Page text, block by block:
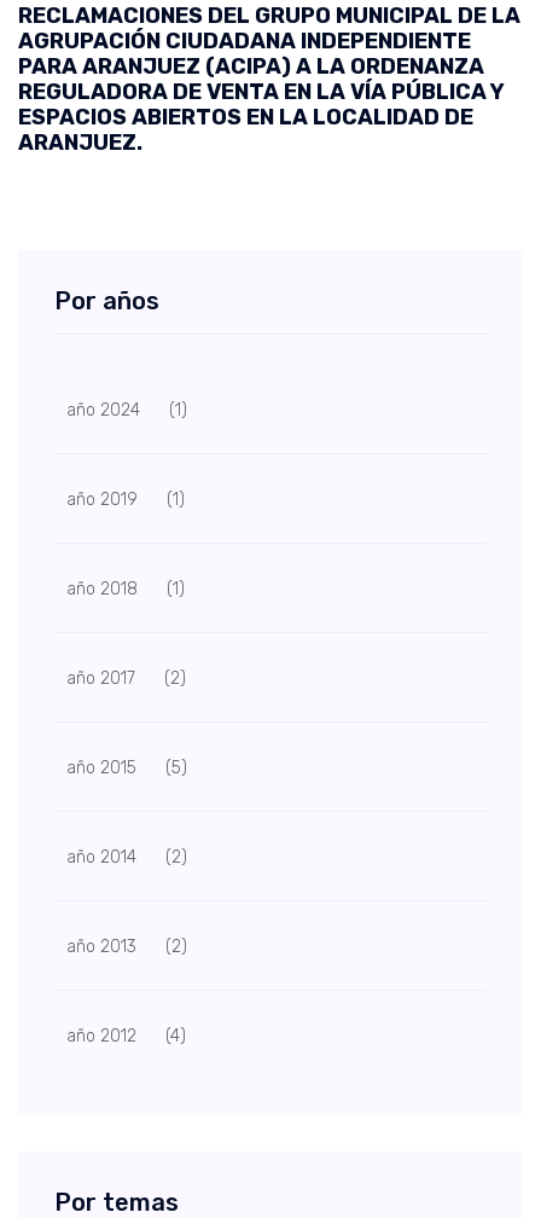
RECLAMACIONES DEL GRUPO MUNICIPAL DE LA
AGRUPACIÓN CIUDADANA INDEPENDIENTE
PARA ARANJUEZ (ACIPA) A LA ORDENANZA
REGULADORA DE VENTA EN LA VÍA PÚBLICA Y
ESPACIOS ABIERTOS EN LA LOCALIDAD DE
ARANJUEZ.
Por años
año 2024 (1)
año 2019 (1)
año 2018 (1)
año 2017 (2)
año 2015 (5)
año 2014 (2)
año 2013 (2)
año 2012 (4)
Por temas